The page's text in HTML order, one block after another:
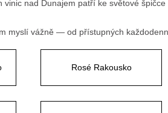
nad Dunajem patří ke světové
myslí vážně — od přístupných
Rosé Rakousko